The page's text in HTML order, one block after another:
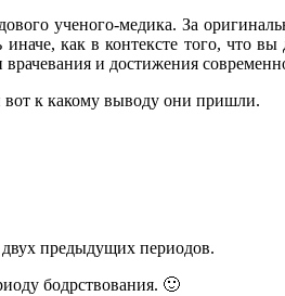
ученого-медика. За
как в контексте того, что
врачевания и достижения
вот к какому выводу они пришли.
предыдущих периодов.
бодрствования. 🙂